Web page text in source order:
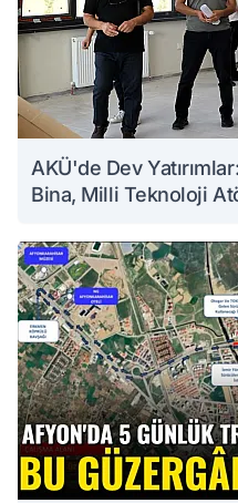
AKÜ'de Dev
Bina, Milli Teknoloji